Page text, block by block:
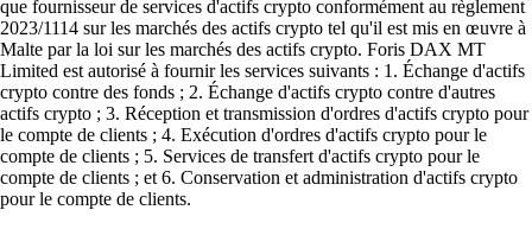
que fournisseur de services d'actifs crypto conformément au règlement
2023/1114 sur les marchés des actifs crypto tel qu'il est mis en œuvre à
Malte par la loi sur les marchés des actifs crypto. Foris DAX MT
Limited est autorisé à fournir les services suivants : 1. Échange d'actifs
crypto contre des fonds ; 2. Échange d'actifs crypto contre d'autres
actifs crypto ; 3. Réception et transmission d'ordres d'actifs crypto pour
le compte de clients ; 4. Exécution d'ordres d'actifs crypto pour le
compte de clients ; 5. Services de transfert d'actifs crypto pour le
compte de clients ; et 6. Conservation et administration d'actifs crypto
pour le compte de clients.